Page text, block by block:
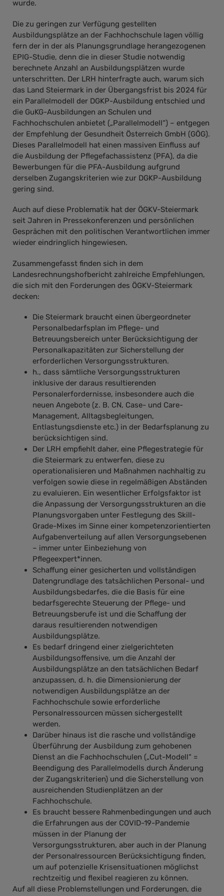
wurde.
Die zu geringen zur Verfügung gestellten
Ausbildungsplätze an der Fachhochschule lagen völlig
fern der in der als Planungsgrundlage herangezogenen
EPIG-Studie, denn die in dieser Studie notwendig
berechnete Anzahl an Ausbildungsplätzen wurde
unterschritten. Der LRH hinterfragte auch, warum sich
das Land Steiermark in der Übergangsfrist bis 2024 für
ein Parallelmodell der DGKP-Ausbildung entschied und
die GuKG-Ausbildungen an Schulen und
Fachhochschulen anbietet („Parallelmodell“) – entgegen
der Empfehlung der Gesundheit Österreich GmbH (GÖG).
Dieses Parallelmodell hat einen massiven Einfluss auf
die Ausbildung der Pflegefachassistenz (PFA), da die
Bewerbungen für die PFA-Ausbildung aufgrund
derselben Zugangskriterien wie zur DGKP-Ausbildung
gering sind.
Auch auf diese Problematik hat der ÖGKV-Steiermark
seit Jahren in Pressekonferenzen und persönlichen
Gesprächen mit den politischen Verantwortlichen immer
wieder eindringlich hingewiesen.
Zusammengefasst finden sich in dem
Landesrechnungshofbericht zahlreiche Empfehlungen,
die sich mit den Forderungen des ÖGKV-Steiermark
decken:
Die Steiermark braucht einen übergeordneter
Personalbedarfsplan im Pflege- und
Betreuungsbereich unter Berücksichtigung der
Personalkapazitäten zur Sicherstellung der
erforderlichen Versorgungsstrukturen.
h., dass sämtliche Versorgungsstrukturen
inklusive der daraus resultierenden
Personalerfordernisse, insbesondere auch die
neuen Angebote (z. B. CN, Case- und Care-
Management, Alltagsbegleitungen,
Entlastungsdienste etc.) in der Bedarfsplanung zu
berücksichtigen sind.
Der LRH empfiehlt daher, eine Pflegestrategie für
die Steiermark zu entwerfen, diese zu
operationalisieren und Maßnahmen nachhaltig zu
verfolgen sowie diese in regelmäßigen Abständen
zu evaluieren. Ein wesentlicher Erfolgsfaktor ist
die Anpassung der Versorgungsstrukturen an die
Planungsvorgaben unter Festlegung des Skill-
Grade-Mixes im Sinne einer kompetenzorientierten
Aufgabenverteilung auf allen Versorgungsebenen
– immer unter Einbeziehung von
Pflegeexpert*innen.
Schaffung einer gesicherten und vollständigen
Datengrundlage des tatsächlichen Personal- und
Ausbildungsbedarfes, die die Basis für eine
bedarfsgerechte Steuerung der Pflege- und
Betreuungsberufe ist und die Schaffung der
daraus resultierenden notwendigen
Ausbildungsplätze.
Es bedarf dringend einer zielgerichteten
Ausbildungsoffensive, um die Anzahl der
Ausbildungsplätze an den tatsächlichen Bedarf
anzupassen, d. h. die Dimensionierung der
notwendigen Ausbildungsplätze an der
Fachhochschule sowie erforderliche
Personalressourcen müssen sichergestellt
werden.
Darüber hinaus ist die rasche und vollständige
Überführung der Ausbildung zum gehobenen
Dienst an die Fachhochschulen („Cut-Modell“ =
Beendigung des Parallelmodells durch Änderung
der Zugangskriterien) und die Sicherstellung von
ausreichenden Studienplätzen an der
Fachhochschule.
Es braucht bessere Rahmenbedingungen und auch
die Erfahrungen aus der COVID-19-Pandemie
müssen in der Planung der
Versorgungsstrukturen, aber auch in der Planung
der Personalressourcen Berücksichtigung finden,
um auf potenzielle Krisensituationen möglichst
rechtzeitig und flexibel reagieren zu können.
Auf all diese Problemstellungen und Forderungen, die